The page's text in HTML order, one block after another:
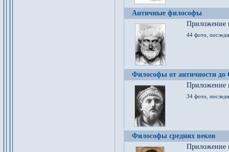
Античные философы
Приложение
44 фото,
Философы от античности до
Приложение
34 фото,
Философы средних веков
Приложение